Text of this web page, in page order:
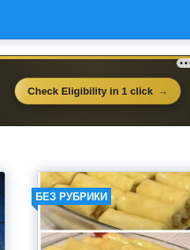
БЕЗ РУБРИКИ